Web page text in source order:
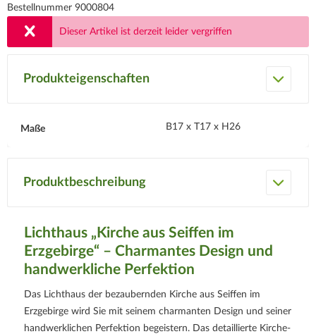
Bestellnummer 9000804
Dieser Artikel ist derzeit leider vergriffen
Produkteigenschaften
Maße B17 x T17 x H26
Produktbeschreibung
Lichthaus „Kirche aus Seiffen im
Erzgebirge“ – Charmantes Design und
handwerkliche Perfektion
Das Lichthaus der bezaubernden Kirche aus Seiffen im
Erzgebirge wird Sie mit seinem charmanten Design und seiner
handwerklichen Perfektion begeistern. Das detaillierte Kirche-